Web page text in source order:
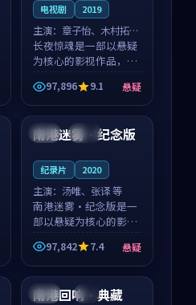
电视剧 2019
主演： 章子怡、木村拓哉
等
长夜惊魂是一部以悬疑
为核心的影视作品，围
绕危机、反转与人物成
长展开，整体节奏紧
凑，值得推荐观看。
97,896 9.1 悬疑
中国 高分
南港迷雾·纪念版
纪录片 2020
主演： 汤唯、张译 等
南港迷雾·纪念版是一
部以悬疑为核心的影视
作品，围绕危机、反转
与人物成长展开，整体
节奏紧凑，值得推荐观
看。
97,842 7.4 悬疑
泰国 4K
南港回响·典藏